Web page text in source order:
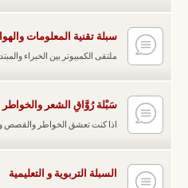
سبلة تقنية المعلومات
ملتقى الكمبيوتر بين الخبراء
سَبْلة رُوَّاقِ الشعر
اذا كنت تعشق الخواطر والقصص
السبلة التربوية و التعليمية